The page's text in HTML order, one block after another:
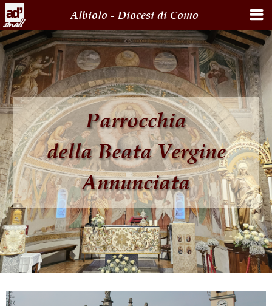
Albiolo - Diocesi di Como
Parrocchia
della Beata Vergine
Annunciata